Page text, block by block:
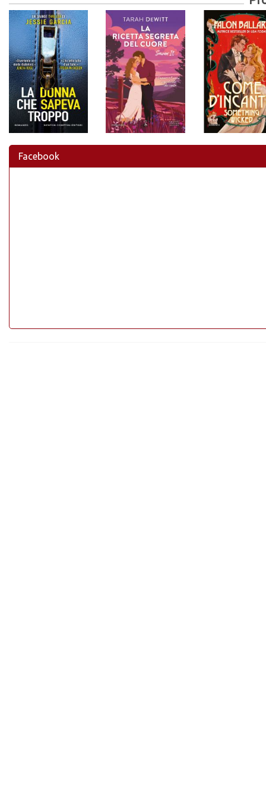
Facebook